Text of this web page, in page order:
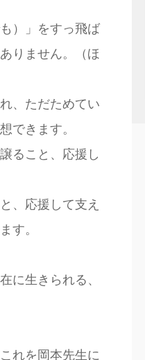
）」をすっ飛ば
りません。（ほ
、ただためてい
できます。
ること、応援し
、応援して支え
す。
に生きられる、
れを岡本先生に